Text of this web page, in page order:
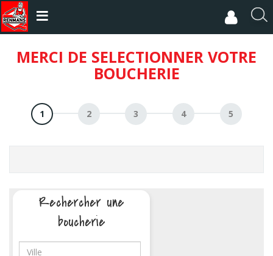
Aller
au
contenu
R
e
MERCI DE SELECTIONNER VOTRE
BOUCHERIE
Rechercher une
boucherie